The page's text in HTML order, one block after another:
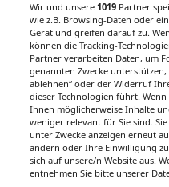
Wir und unsere1019 Partner
wie z.B. Browsing-Daten oder
Gerät und greifen darauf zu.
können die Tracking-
Partner verarbeiten Daten, um
genannten Zwecke
ablehnen“ oder der Widerruf
dieser Technologien führt.
Ihnen möglicherweise Inhalte
weniger relevant für Sie sind.
unter Zwecke anzeigen erneut
ändern oder Ihre Einwilligung
sich auf unsere/n Website aus.
entnehmen Sie bitte unserer